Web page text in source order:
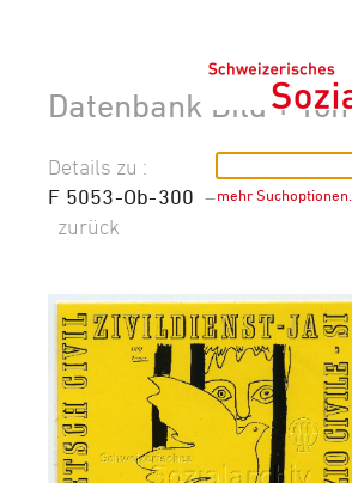
Datenbank Bild + Ton
mehr Suchoptionen…
Details zu :
F 5053-Ob-300 –
zurück